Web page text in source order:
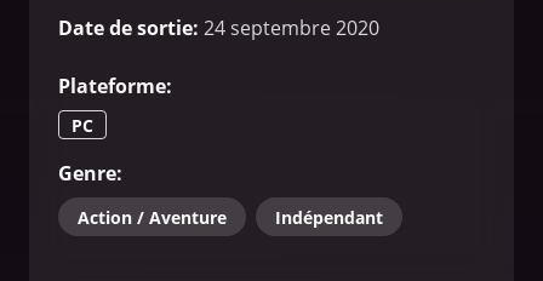
entreprise.
Date de sortie: 24 septembre 2020
Plateforme:
PC
Genre:
Action / Aventure Indépendant